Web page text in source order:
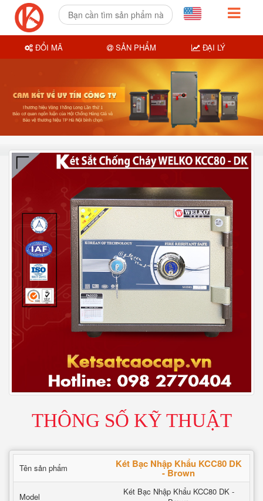
THÔNG SỐ KỸ THUẬT
Tên sản phẩm Két Bạc Nhập Khẩu KCC80 DK
- Brown
Model
Két Bạc Nhập Khẩu KCC80 DK -
ĐỔI MÃ SẢN PHẨM ĐẠI LÝ